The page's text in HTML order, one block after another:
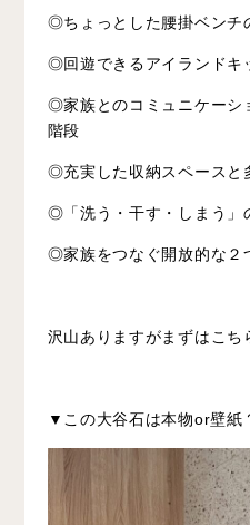
◎ちょっとした腰掛ベンチ
◎回遊できるアイランドキ
◎家族とのコミュニケーシ
階段
◎充実した収納スペースと
◎「洗う・干す・しまう」
◎家族をつなぐ開放的な２
沢山ありますがまずはこち
▼この大谷石は本物or壁紙